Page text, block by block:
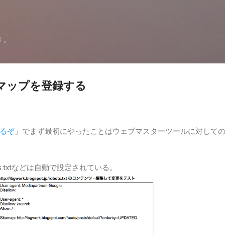
ップを登録する
ぞ」でまず最初にやったことはウェブマスターツールに対しての
などは自動で設定されている。